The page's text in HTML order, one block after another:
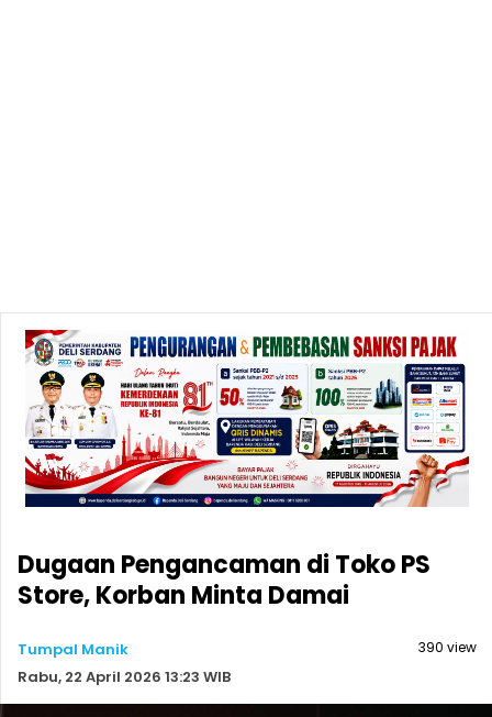
Dugaan Pengancaman di Toko PS
Store, Korban Minta Damai
Tumpal Manik
Rabu, 22 April 2026 13:23 WIB
390 view